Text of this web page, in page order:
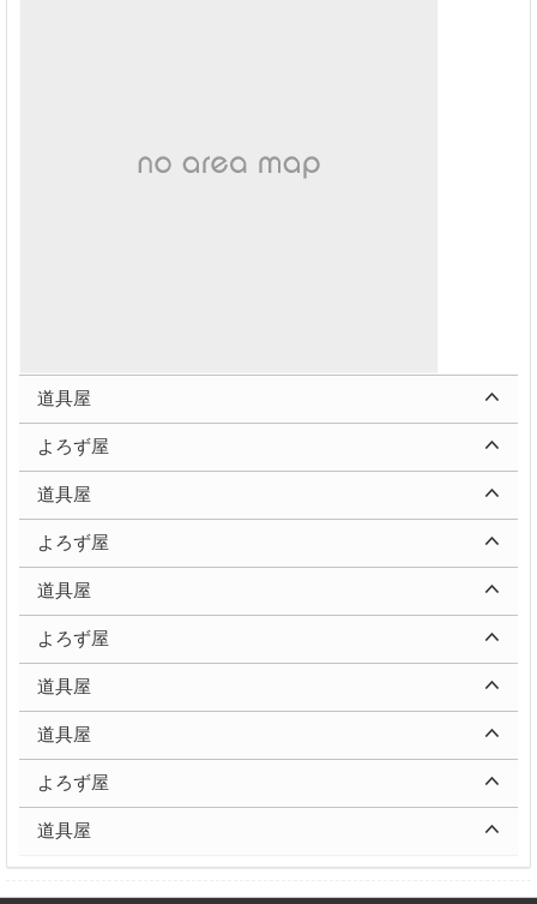
道具屋
よろず屋
道具屋
よろず屋
道具屋
よろず屋
道具屋
道具屋
よろず屋
道具屋